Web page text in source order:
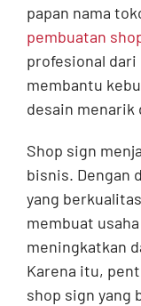
papan nama
pembuatan
profesional dari
membantu
desain menarik
Shop sign
bisnis. Dengan
yang
membuat
meningkatkan
Karena itu,
shop sign yang